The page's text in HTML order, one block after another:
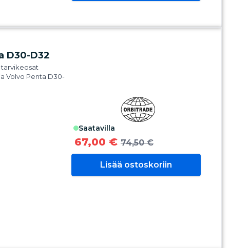
D30-D32
Volvo Penta D30-
saatavilla
67,00 € 74,50 €
Lisää ostoskoriin